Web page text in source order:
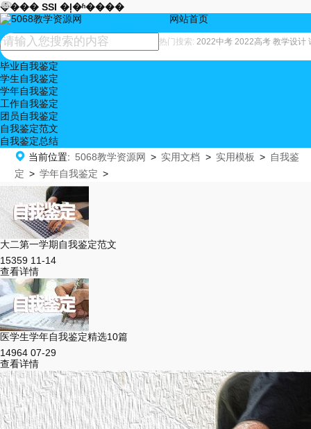
���� SSI �ļ�ʱ����
热门搜索: 2022中考 2022高考 教学设计
网站首页
毕业自我鉴定
学生自我鉴定
学年自我鉴定
工作自我鉴定
团员自我鉴定
自我鉴定范文
自我鉴定总结
 当前位置: 5068教学资源网 > 实用文档 > 实用模板 > 自我鉴
定 > 学年自我鉴定 >
大二第一学期自我鉴定范文

15359

11-14
查看详情
医学生学年自我鉴定精选10篇

14964

07-29
查看详情





